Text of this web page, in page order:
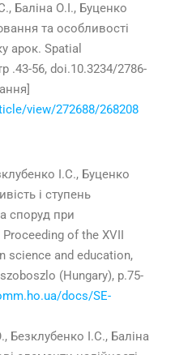
Баліна О.І., Буценко
та особливості
арок. Spatial
.43-56, doi.10.3234/2786-
view/272688/268208
І.С., Буценко
і ступень
споруд при
of the XVII
science and education,
(Hungary), p.75-
docs/SE-
Безклубенко І.С., Баліна